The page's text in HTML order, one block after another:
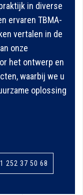
in diverse
ervaren TBMA-
vertalen in de
onze
het ontwerp en
waarbij we u
oplossing
252 37 50 68